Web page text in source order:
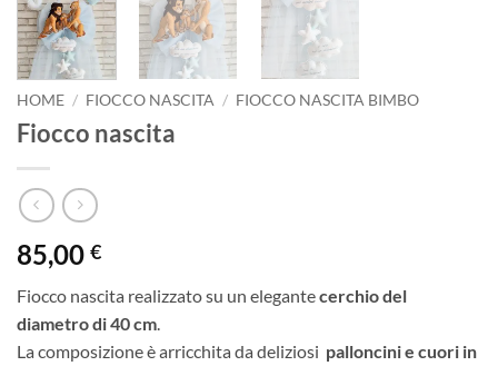
HOME / FIOCCO NASCITA / FIOCCO NASCITA BIMBO
Fiocco nascita
85,00 €
Fiocco nascita realizzato su un elegantecerchio del
diametro di 40 cm
La composizione è arricchita da deliziosi palloncini e cuori in